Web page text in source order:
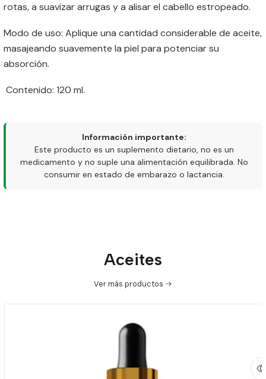
rotas, a suavizar arrugas y a alisar el cabello estropeado.
Modo de uso: Aplique una cantidad considerable de aceite,
masajeando suavemente la piel para potenciar su
absorción.
Contenido: 120 ml.
Información importante:
Este producto es un suplemento dietario, no es un
medicamento y no suple una alimentación equilibrada. No
consumir en estado de embarazo o lactancia.
Aceites
Ver más productos